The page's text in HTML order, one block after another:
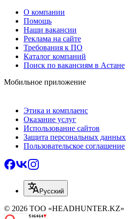
О компании
Помощь
Наши вакансии
Реклама на сайте
Требования к ПО
Каталог компаний
Поиск по вакансиям в Астане
Мобильное приложение
Этика и комплаенс
Оказание услуг
Использование сайтов
Защита персональных данных
Пользовательское соглашение
Русский
© 2026 ТОО «HEADHUNTER.KZ»